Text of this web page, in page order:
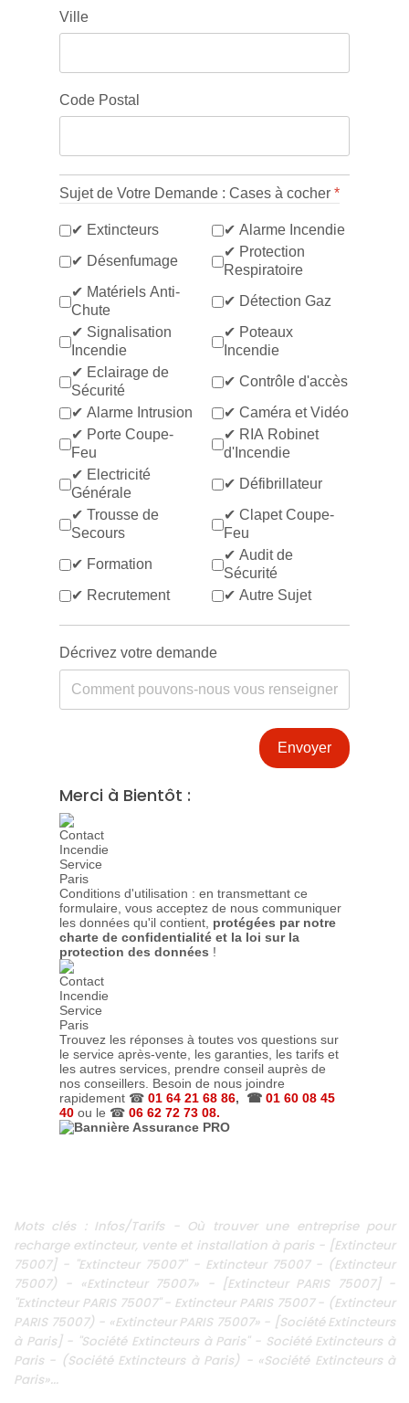
Ville
Code Postal
Sujet de Votre Demande : Cases à cocher *
✔ Extincteurs
✔ Alarme Incendie
✔ Désenfumage
✔ Protection
Respiratoire
✔ Matériels Anti-
Chute
✔ Détection Gaz
✔ Signalisation
Incendie
✔ Poteaux
Incendie
✔ Eclairage de
Sécurité
✔ Contrôle d'accès
✔ Alarme Intrusion
✔ Caméra et Vidéo
✔ Porte Coupe-
Feu
✔ RIA Robinet
d'Incendie
✔ Electricité
Générale
✔ Défibrillateur
✔ Trousse de
Secours
✔ Clapet Coupe-
Feu
✔ Formation
✔ Audit de
Sécurité
✔ Recrutement
✔ Autre Sujet
Décrivez votre demande
Envoyer
Merci à Bientôt :
Conditions d'utilisation : en transmettant ce
formulaire, vous acceptez de nous communiquer
les données qu'il contient, protégées par notre
charte de confidentialité et la loi sur la
protection des données !
Trouvez les réponses à toutes vos questions sur
le service après-vente, les garanties, les tarifs et
les autres services, prendre conseil auprès de
nos conseillers. Besoin de nous joindre
rapidement ☎ 01 64 21 68 86, ☎ 01 60 08 45
40 ou le ☎ 06 62 72 73 08.
Mots clés : Infos/Tarifs - Où trouver une entreprise pour
recharge extincteur, vente et installation à paris - [Extincteur
75007] - "Extincteur 75007" - Extincteur 75007 - (Extincteur
75007) - «Extincteur 75007» - [Extincteur PARIS 75007] -
"Extincteur PARIS 75007" - Extincteur PARIS 75007 - (Extincteur
PARIS 75007) - «Extincteur PARIS 75007» - [Société Extincteurs
à Paris] - "Société Extincteurs à Paris" - Société Extincteurs à
Paris - (Société Extincteurs à Paris) - «Société Extincteurs à
Paris»...